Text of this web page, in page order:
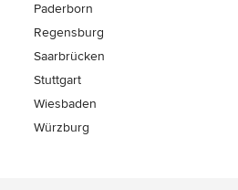
Paderborn
Regensburg
Saarbrücken
Stuttgart
Wiesbaden
Würzburg